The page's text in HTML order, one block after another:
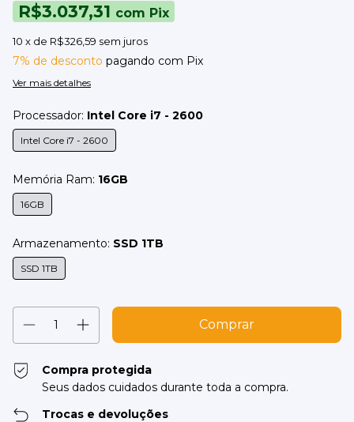
R$3.037,31 com Pix
10 x de R$326,59 sem juros
7% de desconto pagando com Pix
Ver mais detalhes
Processador: Intel Core i7 - 2600
Intel Core i7 - 2600
Memória Ram: 16GB
16GB
Armazenamento: SSD 1TB
SSD 1TB
Compra protegida
Seus dados cuidados durante toda a compra.
Trocas e devoluções